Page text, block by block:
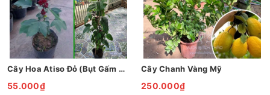
Cây Hoa Atiso Đỏ (Bụt Gấm Hibiscus)
55.000₫
Cây Chanh Vàng Mỹ
250.000₫